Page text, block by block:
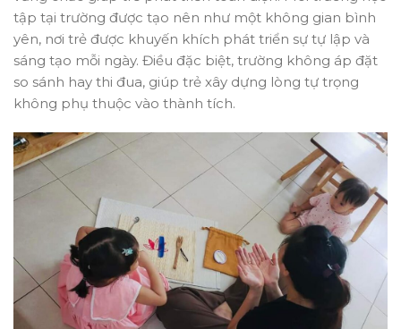
tập tại trường được tạo nên như một không gian bình
yên, nơi trẻ được khuyến khích phát triển sự tự lập và
sáng tạo mỗi ngày. Điều đặc biệt, trường không áp đặt
so sánh hay thi đua, giúp trẻ xây dựng lòng tự trọng
không phụ thuộc vào thành tích.